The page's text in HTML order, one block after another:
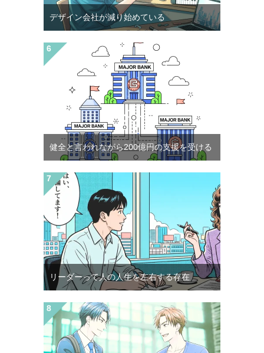
デザイン会社が減り始めている
健全と言われながら200億円の支援を受ける
リーダーって人の人生を左右する存在